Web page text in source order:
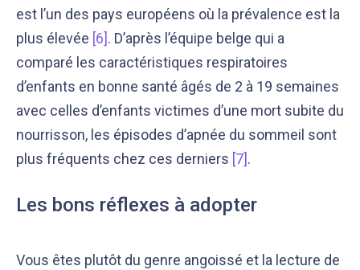
est l’un des pays européens où la prévalence est la
plus élevée [6]. D’après l’équipe belge qui a
comparé les caractéristiques respiratoires
d’enfants en bonne santé âgés de 2 à 19 semaines
avec celles d’enfants victimes d’une mort subite du
nourrisson, les épisodes d’apnée du sommeil sont
plus fréquents chez ces derniers [7].
Les bons réflexes à adopter
Vous êtes plutôt du genre angoissé et la lecture de